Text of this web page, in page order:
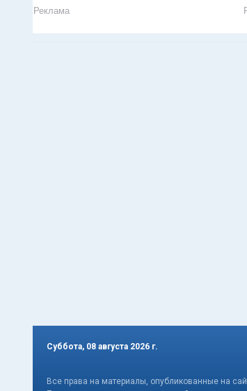
Реклама
Суббота, 08 августа 2026 г.
Все права на материалы, опубликованные на